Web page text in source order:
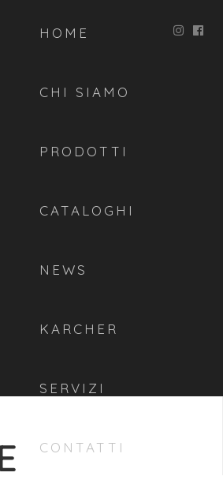
HOME
CHI SIAMO
PRODOTTI
CATALOGHI
NEWS
KARCHER
SERVIZI
CONTATTI